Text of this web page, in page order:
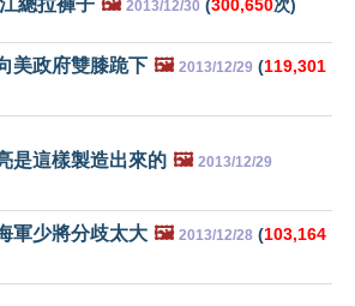
2013/12/30 (300,650次)
美政府雙膝跪下 🖼️ 2013/12/29 (119,301
是這樣製造出來的 🖼️ 2013/12/29
軍少將分歧太大 🖼️ 2013/12/28 (103,164